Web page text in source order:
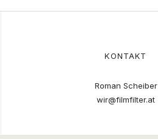
KONTAKT
Roman Scheiber
wir@filmfilter.at